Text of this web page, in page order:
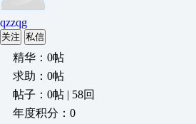
qzzqg
关注 私信
精华：0帖
求助：0帖
帖子：0帖 | 58回
年度积分：0